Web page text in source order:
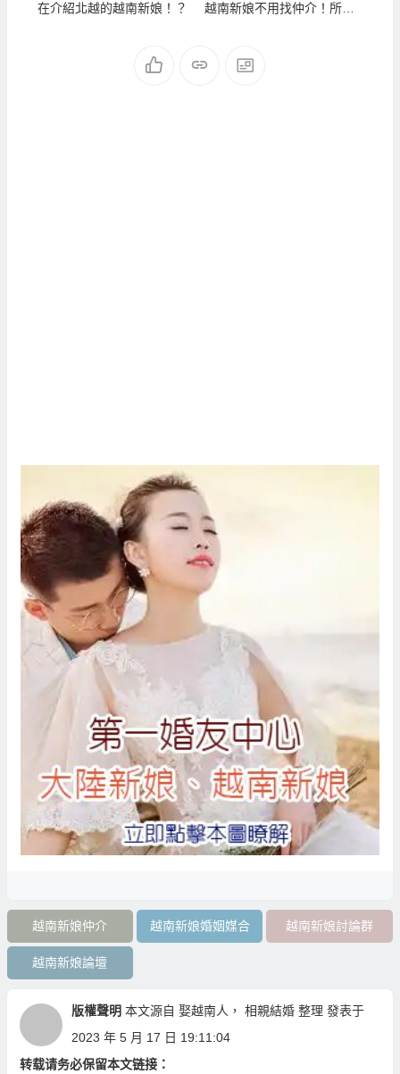
在介紹北越的越南新娘！？
越南新娘不用找仲介！所
越南新娘仲介 越南新娘婚姻媒合 越南新娘討論群
越南新娘論壇
版權聲明 本文源自 娶越南人 ， 相親結婚整理 發表于
2023 年 5 月 17 日 19:11:04
转载请务必保留本文链接：